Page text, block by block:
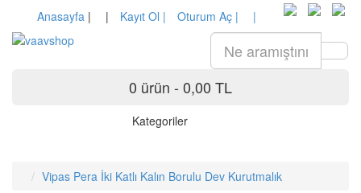
Anasayfa | | Kayıt Ol | Oturum Aç | |
0 ürün - 0,00 TL
Kategoriler
Vipas Pera İki Katlı Kalın Borulu Dev Kurutmalık